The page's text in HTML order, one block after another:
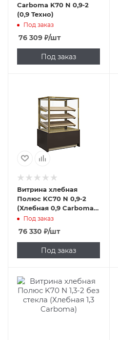
Carboma K70 N 0,9-2
(0,9 Техно)
Под заказ
76 309 ₽/шт
Под заказ
Витрина хлебная
Полюс KC70 N 0,9-2
(Хлебная 0,9 Carboma
Сube)
Под заказ
76 330 ₽/шт
Под заказ